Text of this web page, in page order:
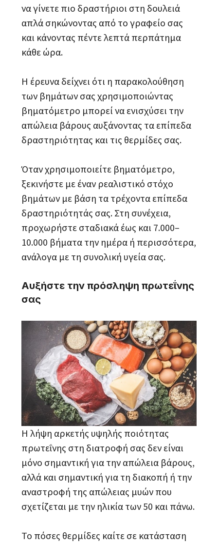
να γίνετε πιο δραστήριοι στη δουλειά
απλά σηκώνοντας από το γραφείο σας
και κάνοντας πέντε λεπτά περπάτημα
κάθε ώρα.
Η έρευνα δείχνει ότι η παρακολούθηση
των βημάτων σας χρησιμοποιώντας
βηματόμετρο μπορεί να ενισχύσει την
απώλεια βάρους αυξάνοντας τα επίπεδα
δραστηριότητας και τις θερμίδες σας.
Όταν χρησιμοποιείτε βηματόμετρο,
ξεκινήστε με έναν ρεαλιστικό στόχο
βημάτων με βάση τα τρέχοντα επίπεδα
δραστηριότητάς σας. Στη συνέχεια,
προχωρήστε σταδιακά έως και 7.000–
10.000 βήματα την ημέρα ή περισσότερα,
ανάλογα με τη συνολική υγεία σας.
Αυξήστε την πρόσληψη πρωτεΐνης
σας
Η λήψη αρκετής υψηλής ποιότητας
πρωτεΐνης στη διατροφή σας δεν είναι
μόνο σημαντική για την απώλεια βάρους,
αλλά και σημαντική για τη διακοπή ή την
αναστροφή της απώλειας μυών που
σχετίζεται με την ηλικία των 50 και πάνω.
Το πόσες θερμίδες καίτε σε κατάσταση